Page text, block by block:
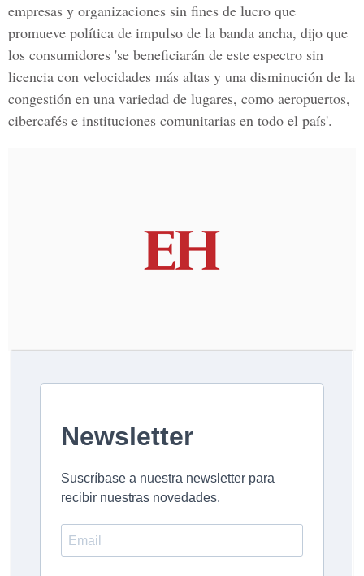
empresas y organizaciones sin fines de lucro que
promueve política de impulso de la banda ancha, dijo que
los consumidores 'se beneficiarán de este espectro sin
licencia con velocidades más altas y una disminución de la
congestión en una variedad de lugares, como aeropuertos,
cibercafés e instituciones comunitarias en todo el país'.